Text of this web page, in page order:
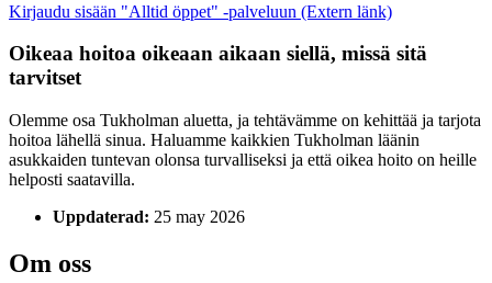
Kirjaudu sisään "Alltid öppet" -palveluun (Extern länk)
Oikeaa hoitoa oikeaan aikaan siellä, missä sitä
tarvitset
Olemme osa Tukholman aluetta, ja tehtävämme on kehittää ja tarjota
hoitoa lähellä sinua. Haluamme kaikkien Tukholman läänin
asukkaiden tuntevan olonsa turvalliseksi ja että oikea hoito on heille
helposti saatavilla.
Uppdaterad: 25 may 2026
Om oss